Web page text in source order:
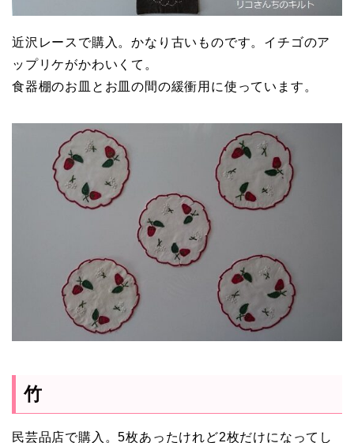
近沢レースで購入。かなり古いものです。イチゴのア
ップリケがかわいくて。
食器棚のお皿とお皿の間の緩衝用に使っています。
竹
民芸品店で購入。5枚あったけれど2枚だけになってし